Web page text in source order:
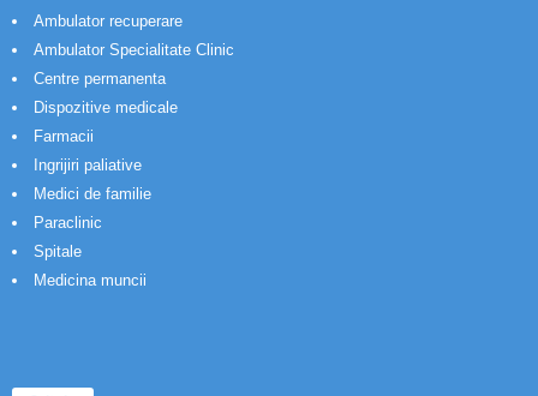
Ambulator recuperare
Ambulator Specialitate Clinic
Centre permanenta
Dispozitive medicale
Farmacii
Ingrijiri paliative
Medici de familie
Paraclinic
Spitale
Medicina muncii